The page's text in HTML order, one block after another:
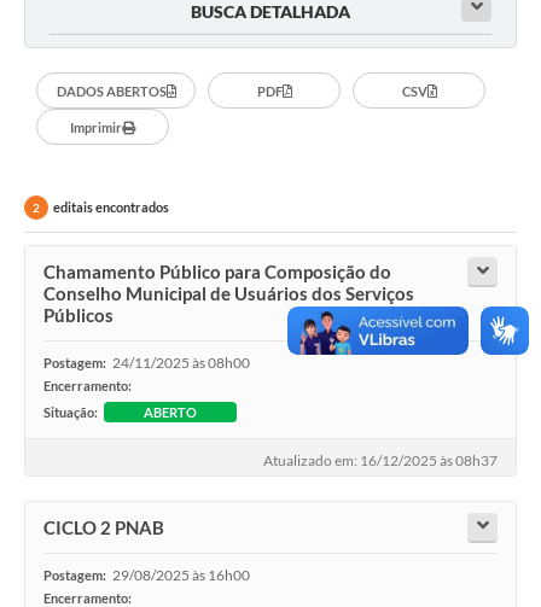
Transparência
PUBLICIDADE DOS AGENDAMENTOS DOS CENTROS
COMUNITÁRIOS
Prestação de Contas
Carta de Serviços
Estatísticas
BUSCA DETALHADA
DADOS ABERTOS PDF CSV
Imprimir
2 editais encontrados
Chamamento Público para Composição do
Conselho Municipal de Usuários dos Serviços
Públicos
Postagem: 24/11/2025 às 08h00
Encerramento:
Situação:
ABERTO
Atualizado em: 16/12/2025 às 08h37
CICLO 2 PNAB
Postagem: 29/08/2025 às 16h00
Encerramento: